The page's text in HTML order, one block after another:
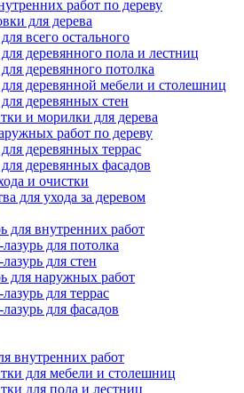
работ по дереву
для дерева
всего остального
деревянного пола и лестниц
деревянного потолка
деревянной мебели и столешниц
деревянных стен
и морилки для дерева
работ по дереву
деревянных террас
деревянных фасадов
и очистки
для ухода за деревом
для внутренних работ
для потолка
для стен
для наружных работ
для террас
для фасадов
внутренних работ
для мебели и столешниц
для пола и лестниц